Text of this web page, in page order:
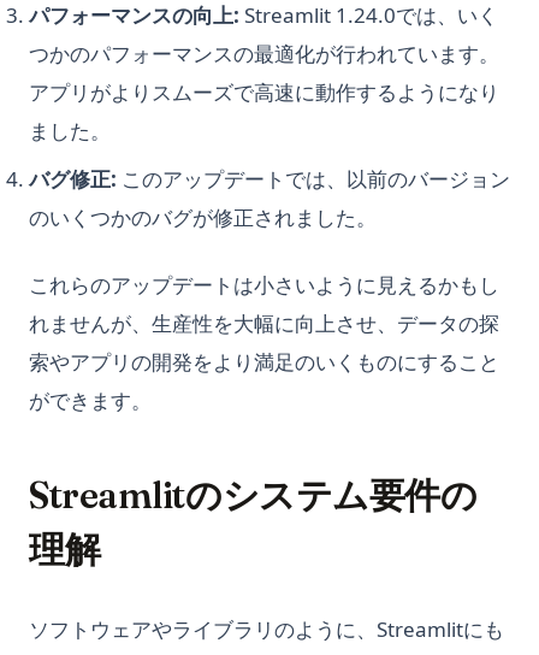
パフォーマンスの向上: Streamlit 1.24.0では、いく
つかのパフォーマンスの最適化が行われています。
アプリがよりスムーズで高速に動作するようになり
ました。
バグ修正: このアップデートでは、以前のバージョン
のいくつかのバグが修正されました。
これらのアップデートは小さいように見えるかもし
れませんが、生産性を大幅に向上させ、データの探
索やアプリの開発をより満足のいくものにすること
ができます。
Streamlitのシステム要件の
理解
ソフトウェアやライブラリのように、Streamlitにも